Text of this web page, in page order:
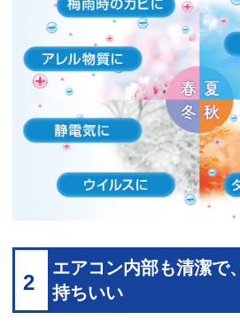
2
エアコン内部も清潔で
持ちいい